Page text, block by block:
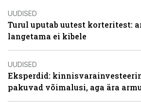
UUDISED
Turul uputab uutest korteritest:
langetama ei kibele
UUDISED
Eksperdid:
pakuvad võimalusi, aga ära